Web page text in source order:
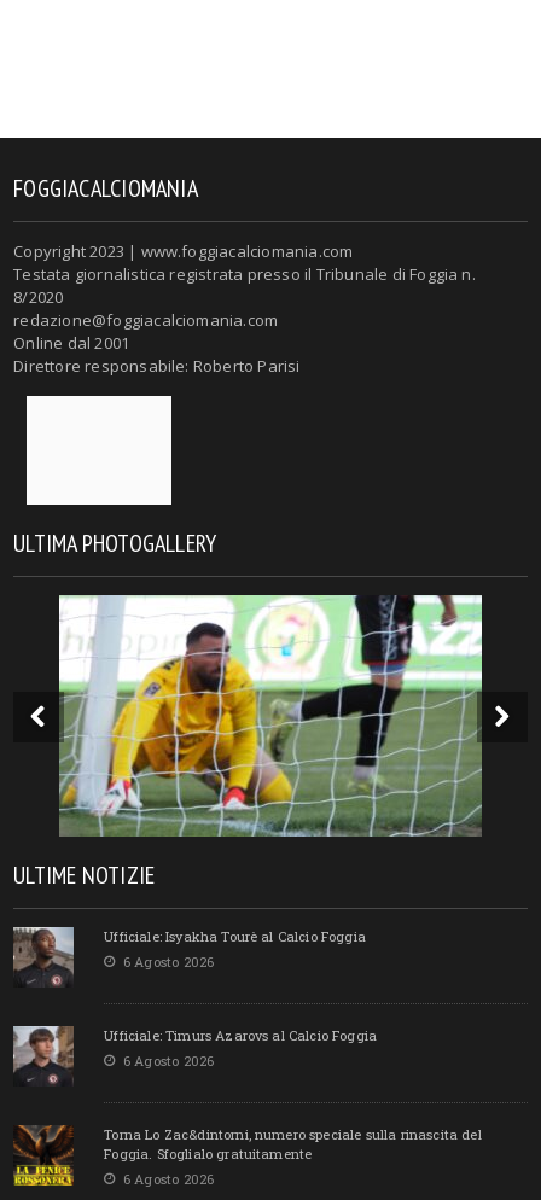
FOGGIACALCIOMANIA
Copyright 2023 | www.foggiacalciomania.com
Testata giornalistica registrata presso il Tribunale di Foggia n.
8/2020
redazione@foggiacalciomania.com
Online dal 2001
Direttore responsabile: Roberto Parisi
ULTIMA PHOTOGALLERY
ULTIME NOTIZIE
Ufficiale: Isyakha Tourè al Calcio Foggia
6 Agosto 2026
Ufficiale: Timurs Azarovs al Calcio Foggia
6 Agosto 2026
Torna Lo Zac&dintorni, numero speciale sulla rinascita del
Foggia. Sfoglialo gratuitamente
6 Agosto 2026